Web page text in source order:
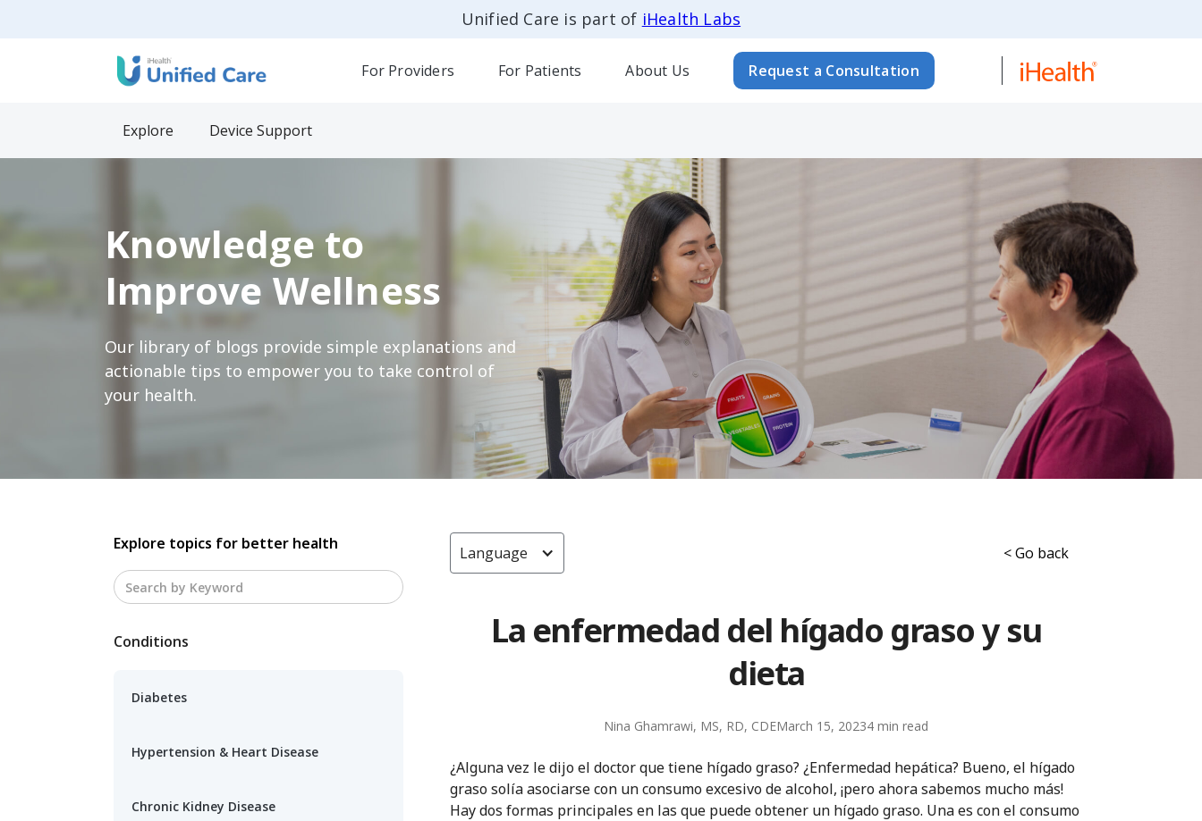
Unified Care is part of iHealth Labs
For Providers For Patients About Us Request a Consultation
Explore Device Support
Knowledge to
Improve Wellness
Our library of blogs provide simple explanations and
actionable tips to empower you to take control of
your health.
Explore topics for better health
Conditions
Diabetes
Hypertension & Heart Disease
Chronic Kidney Disease
Language < Go back
La enfermedad del hígado graso y su
dieta
Nina Ghamrawi, MS, RD, CDEMarch 15, 20234
¿Alguna vez le dijo el doctor que tiene hígado graso? ¿Enfermedad hepática? Bueno, el hígado
graso solía asociarse con un consumo excesivo de alcohol, ¡pero ahora sabemos mucho más!
Hay dos formas principales en las que puede obtener un hígado graso. Una es con el consumo